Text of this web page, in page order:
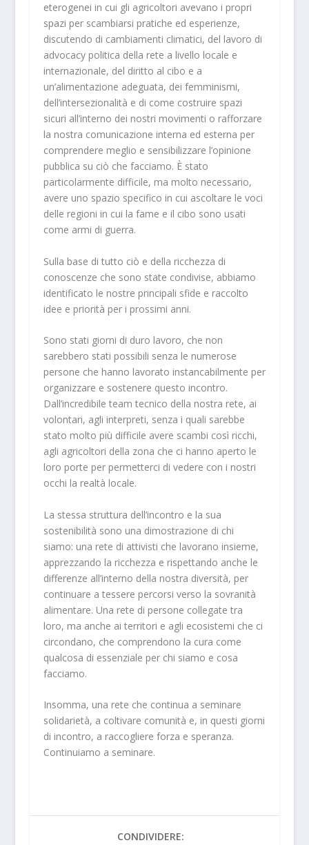
eterogenei in cui gli agricoltori avevano i propri
spazi per scambiarsi pratiche ed esperienze,
discutendo di cambiamenti climatici, del lavoro di
advocacy politica della rete a livello locale e
internazionale, del diritto al cibo e a
un’alimentazione adeguata, dei femminismi,
dell’intersezionalità e di come costruire spazi
sicuri all’interno dei nostri movimenti o rafforzare
la nostra comunicazione interna ed esterna per
comprendere meglio e sensibilizzare l’opinione
pubblica su ciò che facciamo. È stato
particolarmente difficile, ma molto necessario,
avere uno spazio specifico in cui ascoltare le voci
delle regioni in cui la fame e il cibo sono usati
come armi di guerra.
Sulla base di tutto ciò e della ricchezza di
conoscenze che sono state condivise, abbiamo
identificato le nostre principali sfide e raccolto
idee e priorità per i prossimi anni.
Sono stati giorni di duro lavoro, che non
sarebbero stati possibili senza le numerose
persone che hanno lavorato instancabilmente per
organizzare e sostenere questo incontro.
Dall’incredibile team tecnico della nostra rete, ai
volontari, agli interpreti, senza i quali sarebbe
stato molto più difficile avere scambi così ricchi,
agli agricoltori della zona che ci hanno aperto le
loro porte per permetterci di vedere con i nostri
occhi la realtà locale.
La stessa struttura dell’incontro e la sua
sostenibilità sono una dimostrazione di chi
siamo: una rete di attivisti che lavorano insieme,
apprezzando la ricchezza e rispettando anche le
differenze all’interno della nostra diversità, per
continuare a tessere percorsi verso la sovranità
alimentare. Una rete di persone collegate tra
loro, ma anche ai territori e agli ecosistemi che ci
circondano, che comprendono la cura come
qualcosa di essenziale per chi siamo e cosa
facciamo.
Insomma, una rete che continua a seminare
solidarietà, a coltivare comunità e, in questi giorni
di incontro, a raccogliere forza e speranza.
Continuiamo a seminare.
CONDIVIDERE: